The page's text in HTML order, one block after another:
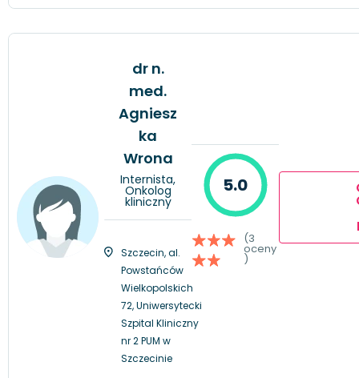
dr n.
med.
Agniesz
ka
Wrona
Internista,
Onkolog
kliniczny
Szczecin, al.
Powstańców
Wielkopolskich
72, Uniwersytecki
Szpital Kliniczny
nr 2 PUM w
Szczecinie
5.0
(3
oceny
)